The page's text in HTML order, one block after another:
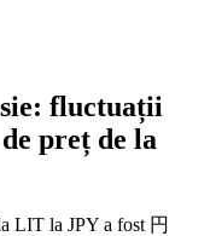
fluctuații
preț de la
LIT la JPY a fost 円